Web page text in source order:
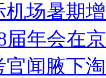
场暑期
届年会在
闻腋下